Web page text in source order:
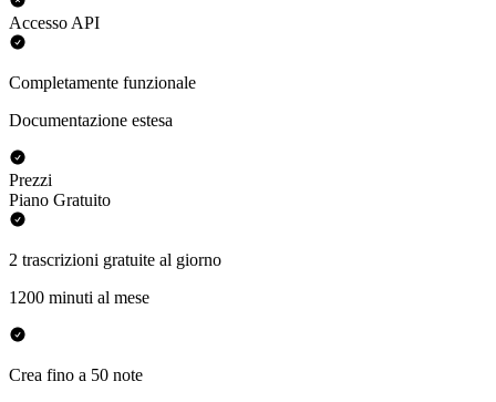
Accesso API
Completamente funzionale
Documentazione estesa
Prezzi
Piano Gratuito
2 trascrizioni gratuite al giorno
1200 minuti al mese
Crea fino a 50 note